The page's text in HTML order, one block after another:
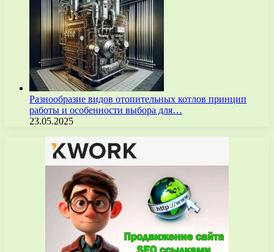
Разнообразие видов отопительных котлов принцип
работы и особенности выбора для…
23.05.2025